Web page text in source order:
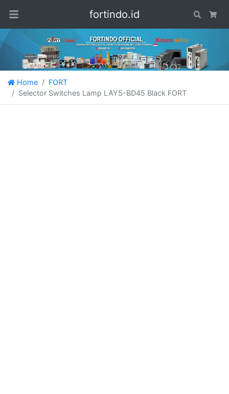
fortindo.id Search
Home
FORT
Selector Switches Lamp LAY5-BD45 Black FORT